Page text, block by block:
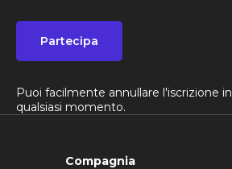
Partecipa
Puoi facilmente annullare l'iscrizione in
qualsiasi momento.
Compagnia